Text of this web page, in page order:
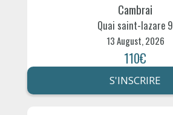
Cambrai
Quai saint-lazare 9
13 August, 2026
110€
S'INSCRIRE